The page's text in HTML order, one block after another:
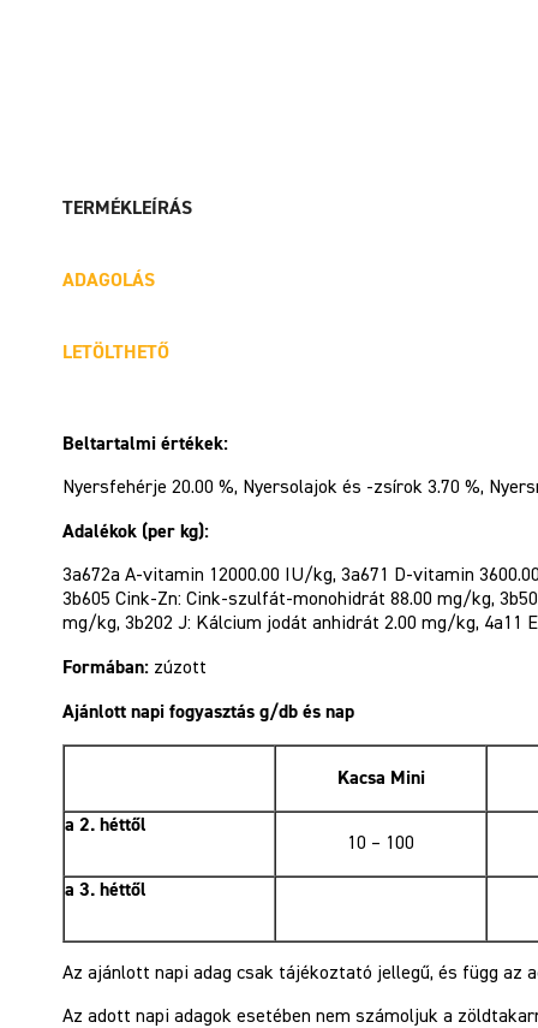
TERMÉKLEÍRÁS
ADAGOLÁS
LETÖLTHETŐ
Beltartalmi értékek:
Nyersfehérje 20.00 %, Nyersolajok és -zsírok 3.70 %,
Adalékok (per kg):
3a672a A-vitamin 12000.00 IU/kg, 3a671 D-vitamin
3b605 Cink-Zn: Cink-szulfát-monohidrát 88.00 mg/kg,
mg/kg, 3b202 J: Kálcium jodát anhidrát 2.00 mg/kg, 4a11
Formában: zúzott
Ajánlott napi fogyasztás g/db és nap
Kacsa Mini
a 2. héttől
10 – 100
a 3. héttől
Az ajánlott napi adag csak tájékoztató jellegű, és függ
Az adott napi adagok esetében nem számoljuk a